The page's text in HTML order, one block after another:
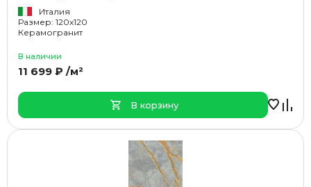
Италия
Размер: 120x120
Керамогранит
В наличии
11 699 ₽ /м²
В корзину